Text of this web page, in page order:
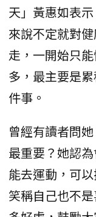
天」黃惠如表
來說不定就對
走，一開始只
多，最主要是
件事。
曾經有讀者問
最重要？她認
能去運動，可
笑稱自己也不